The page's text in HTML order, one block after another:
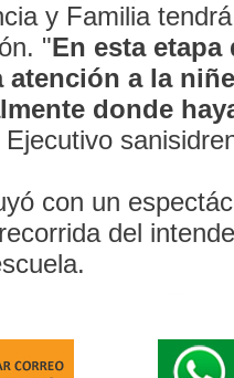
y Familia
"En esta
a la
donde
con un
del